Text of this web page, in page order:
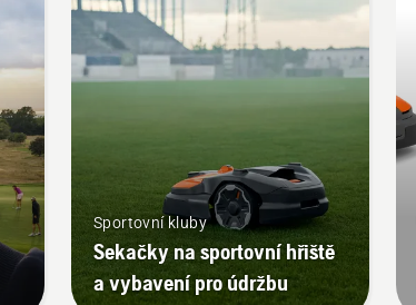
Sportovní kluby
Sekačky na sportovní hřiště
a vybavení pro údržbu